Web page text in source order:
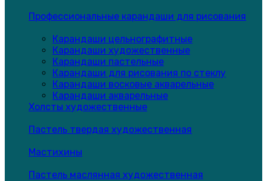
Профессиональные карандаши для рисования
Карандаши цельнографитные
Карандаши художественные
Карандаши пастельные
Карандаши для рисования по стеклу
Карандаши восковые акварельные
Карандаши акварельные
Холсты художественные
Пастель твердая художественная
Мастихины
Пастель маслянная художественная